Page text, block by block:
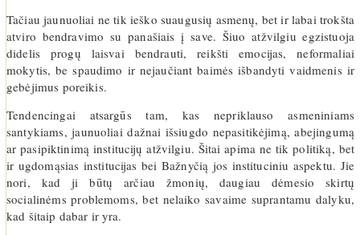
Tačiau jaunuoliai ne tik ieško suaugusių asmenų, bet ir labai trokšta
atviro bendravimo su panašiais į save. Šiuo atžvilgiu egzistuoja
didelis progų laisvai bendrauti, reikšti emocijas, neformaliai
mokytis, be spaudimo ir nejaučiant baimės išbandyti vaidmenis ir
gebėjimus poreikis.
Tendencingai atsargūs tam, kas nepriklauso asmeniniams
santykiams, jaunuoliai dažnai išsiugdo nepasitikėjimą, abejingumą
ar pasipiktinimą institucijų atžvilgiu. Šitai apima ne tik politiką, bet
ir ugdomąsias institucijas bei Bažnyčią jos instituciniu aspektu. Jie
nori, kad ji būtų arčiau žmonių, daugiau dėmesio skirtų
socialinėms problemoms, bet nelaiko savaime suprantamu dalyku,
kad šitaip dabar ir yra.